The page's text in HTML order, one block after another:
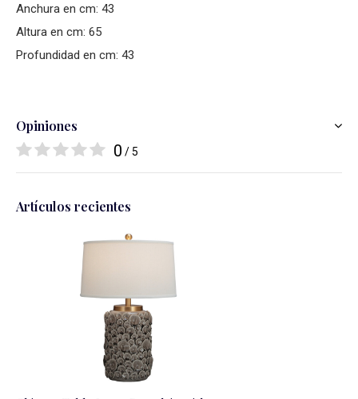
Anchura en cm: 43
Altura en cm: 65
Profundidad en cm: 43
Opiniones
0 / 5
Artículos recientes